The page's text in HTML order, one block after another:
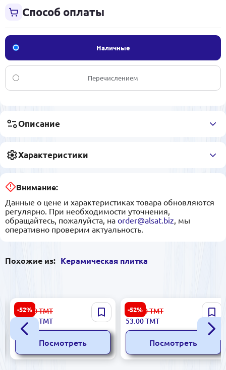
Способ оплаты
Наличные
Перечислением
Описание
Характеристики
Внимание:
Данные о цене и характеристиках товара обновляются
регулярно. При необходимости уточнения,
обращайтесь, пожалуйста, на order@alsat.biz , мы
оперативно проверим актуальность.
Похожие из: Керамическая плитка
-52%
Stella 5900499040806 |
Керамическая плитка
25x50 см Бежевый
834.00ТМТ
395.00ТМТ
Посмотреть
-52%
Tivoli 5900499062129 |
Керамическая плитка
30x60 см Бежевый Рома
112.00ТМТ
53.00ТМТ
Посмотреть